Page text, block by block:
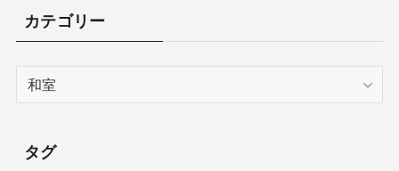
カテゴリー
カ
ー
タグ